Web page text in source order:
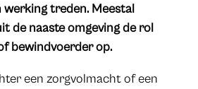
treden. Meestal
de naaste omgeving de rol
bewindvoerder op.
een zorgvolmacht of een